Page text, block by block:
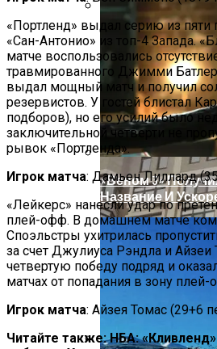
«Морковное»
Николаев:
«Веном 3»
Название И
«Портленд» выдал серию из пяти
«Сан-Антонио» из топ-4 Запада.
матче воспользовались
травмированного Джимми
выдал мощный матч и получил
резервистов. У гостей блистал
подборов), но его усилий было
заключительной четверти не
рывок «Портленда».
Игрок матча: Дамьен Лиллард
«Лейкерс» нанесли удар по
плей-офф. В домашнем матче
Споэльстры ухитрилась
за счет Джулиуса Рэндла и
четвертую победу подряд и
матчах от попадания в зону плей-
Игрок матча: Айзея Томас (29+6
Читайте также: НБА: